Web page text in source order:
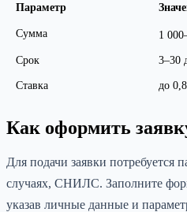
Параметр
Сумма 1
Срок 3–30
Ставка до
Как оформить
Для подачи заявки потребуется
случаях, СНИЛС. Заполните
указав личные данные и